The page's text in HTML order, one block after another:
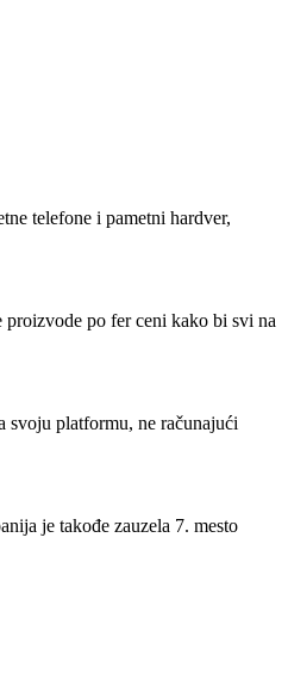
telefone i pametni hardver,
po fer ceni kako bi svi na
svoju platformu, ne računajući
je takođe zauzela 7. mesto